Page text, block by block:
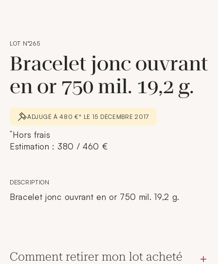
LOT N°265
Bracelet jonc ouvrant
en or 750 mil. 19,2 g.
ADJUGÉ À 480 €* LE 15 DÉCEMBRE 2017
*Hors frais
Estimation : 380 / 460 €
DESCRIPTION
Bracelet jonc ouvrant en or 750 mil. 19,2 g.
Comment retirer mon lot acheté